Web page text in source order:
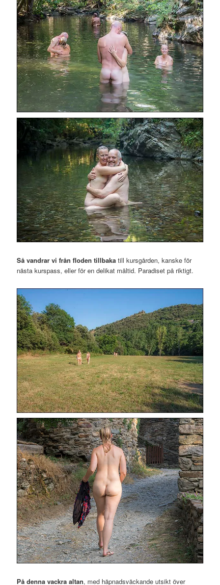
Så vandrar vi från floden tillbaka till kursgården, kanske för
nästa kurspass, eller för en delikat måltid. Paradiset på riktigt.
På denna vackra altan, med häpnadsväckande utsikt över